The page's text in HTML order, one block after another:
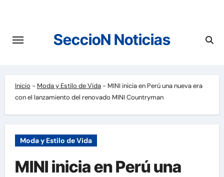
contenido
SeccioN Noticias
Inicio - Moda y Estilo de Vida- MINI inicia en Perú una nueva era
con el lanzamiento del renovado MINI Countryman
Moda y Estilo de Vida
MINI inicia en Perú una